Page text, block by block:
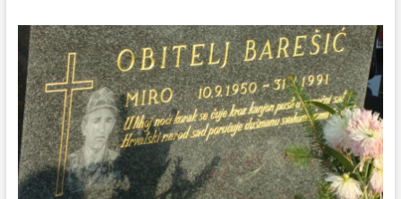
Turić,
Mile
Pandžić
i
Frane
Bokanović
poginuli
su
31.
srpnja
1991.